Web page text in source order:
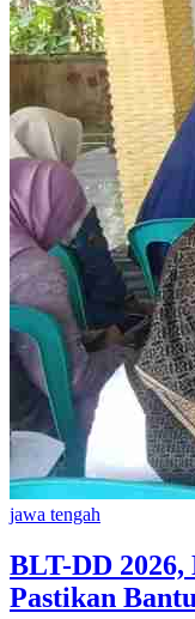
jawa tengah
BLT-DD 2026,
Pastikan